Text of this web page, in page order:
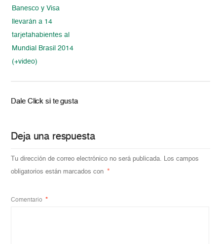
Banesco y Visa
llevarán a 14
tarjetahabientes al
Mundial Brasil 2014
(+video)
Dale Click si te gusta
Deja una respuesta
Tu dirección de correo electrónico no será publicada. Los campos
obligatorios están marcados con
*
Comentario *